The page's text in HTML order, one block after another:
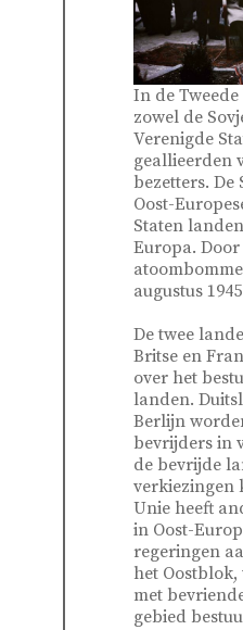
In de
zowel de
Verenigde
geallieerden
bezetters.
Oost-
Staten
Europa.
augustus
De twee
Britse en
over het
landen.
Berlijn
bevrijders in
de bevrijde
verkiezingen
Unie heeft
in Oost-
regeringen
het
met
gebied